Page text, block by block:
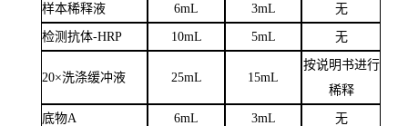
样本稀释液 6mL 3mL 无
检测抗体-HRP 10mL 5mL 无
20×洗涤缓冲液 25mL 15mL
按说明书进行
稀释
底物A 6mL 3mL 无